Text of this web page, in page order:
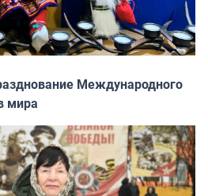
Международного
мира